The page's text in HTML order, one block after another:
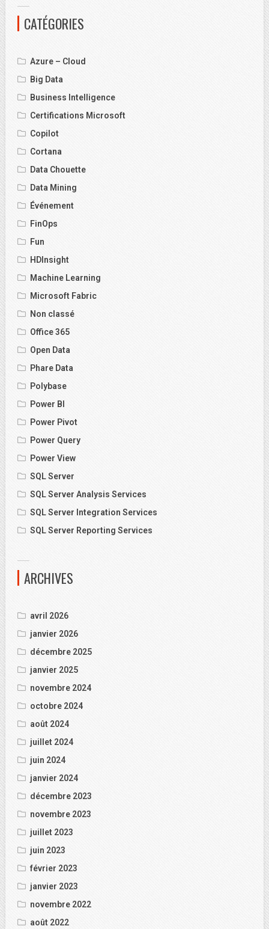
CATÉGORIES
Azure – Cloud
Big Data
Business Intelligence
Certifications Microsoft
Copilot
Cortana
Data Chouette
Data Mining
Événement
FinOps
Fun
HDInsight
Machine Learning
Microsoft Fabric
Non classé
Office 365
Open Data
Phare Data
Polybase
Power BI
Power Pivot
Power Query
Power View
SQL Server
SQL Server Analysis Services
SQL Server Integration Services
SQL Server Reporting Services
ARCHIVES
avril 2026
janvier 2026
décembre 2025
janvier 2025
novembre 2024
octobre 2024
août 2024
juillet 2024
juin 2024
janvier 2024
décembre 2023
novembre 2023
juillet 2023
juin 2023
février 2023
janvier 2023
novembre 2022
août 2022